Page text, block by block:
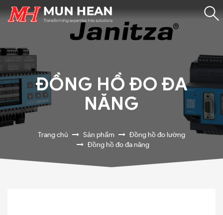
ĐỒNG HỒ ĐO ĐA
NĂNG
Trang chủ Sản phẩm
Đồng hồ đo lường
Đồng hồ đo đa năng